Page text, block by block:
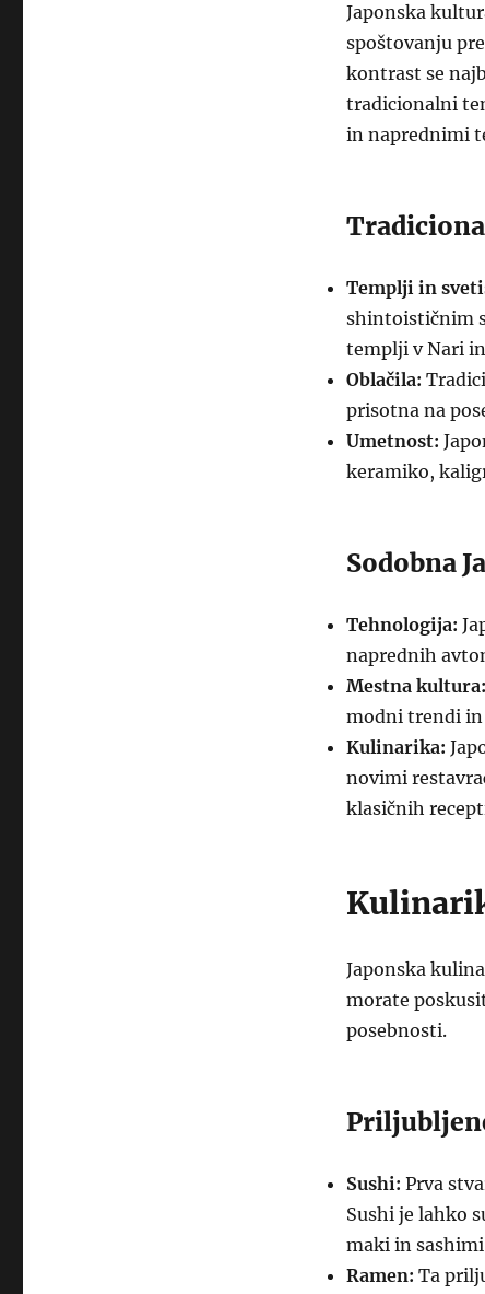
Japonska
spoštovanju
kontrast se
tradicionalni
in naprednimi
Templji in
shintoističnim
templji v Nari
Oblačila:
prisotna na
Umetnost:
keramiko,
Sodobna
Tehnologija:
naprednih
Mestna kultura:
modni trendi
Kulinarika:
novimi
klasičnih
Japonska
morate
posebnosti.
Sushi: Prva
Sushi je lahko
maki in
Ramen: Ta